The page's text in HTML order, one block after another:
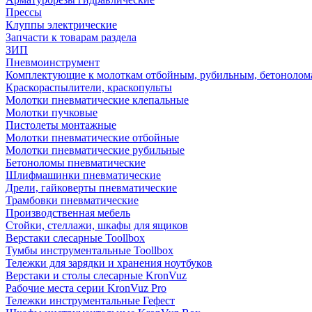
Прессы
Клуппы электрические
Запчасти к товарам раздела
ЗИП
Пневмоинструмент
Комплектующие к молоткам отбойным, рубильным,
Краскораспылители, краскопульты
Молотки пневматические клепальные
Молотки пучковые
Пистолеты монтажные
Молотки пневматические отбойные
Молотки пневматические рубильные
Бетоноломы пневматические
Шлифмашинки пневматические
Дрели, гайковерты пневматические
Трамбовки пневматические
Производственная мебель
Стойки, стеллажи, шкафы для ящиков
Верстаки слесарные Toollbox
Тумбы инструментальные Toollbox
Тележки для зарядки и хранения ноутбуков
Верстаки и столы слесарные KronVuz
Рабочие места серии KronVuz Pro
Тележки инструментальные Гефест